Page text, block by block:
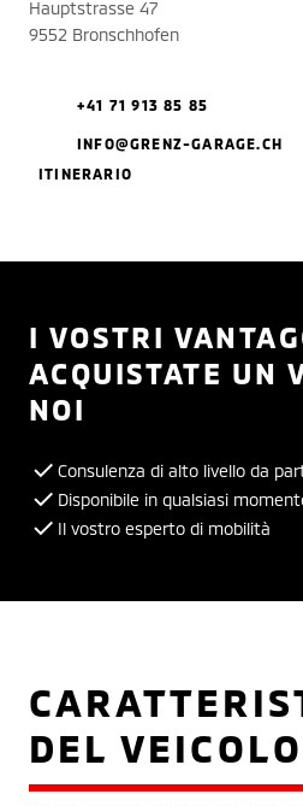
Hauptstrasse 47
9552 Bronschhofen
+41 71 913 85 85
INFO@GRENZ-GARAGE.CH
ITINERARIO
I VOSTRI
ACQUISTATE UN
NOI
Consulenza di alto livello da
Disponibile in qualsiasi
Il vostro esperto di mobilità
DEL VEICOLO